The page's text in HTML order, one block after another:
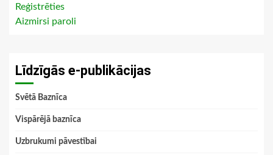
Reģistrēties
Aizmirsi paroli
Līdzīgās e-publikācijas
Svētā Baznīca
Vispārējā baznīca
Uzbrukumi pāvestībai